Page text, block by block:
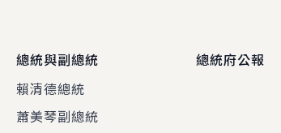
總統與副總統
賴清德總統
蕭美琴副總統
總統府公報